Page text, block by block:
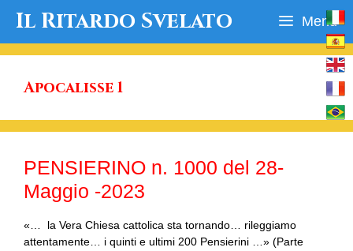
Il Ritardo Svelato Menu
Apocalisse 1
PENSIERINO n. 1000 del 28-
Maggio -2023
«… la Vera Chiesa cattolica sta tornando… rileggiamo
attentamente… i quinti e ultimi 200 Pensierini …» (Parte